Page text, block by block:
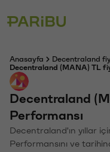
Anasayfa
Decentraland
Decentraland (MANA) TL
Decentraland
Performansı
Decentraland'ın yıllar
Performansını ve